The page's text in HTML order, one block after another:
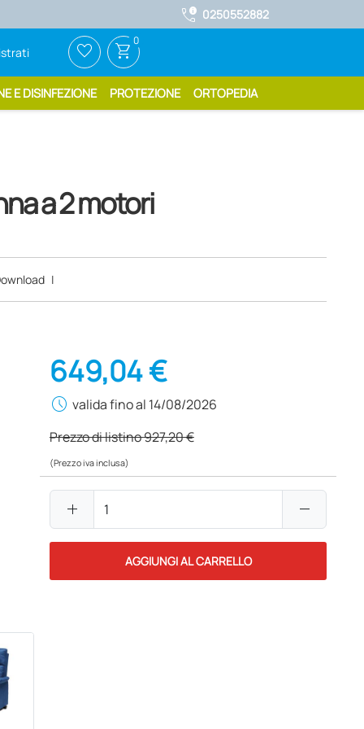
call_quality 0250552882
favorite_border shopping_cart 0
E DISINFEZIONE PROTEZIONE ORTOPEDIA
a 2 motori
|
649,04 €
schedule valida fino al 14/08/2026
Prezzo di listino927,20 €
(Prezzo iva inclusa)
add remove
AGGIUNGI AL CARRELLO